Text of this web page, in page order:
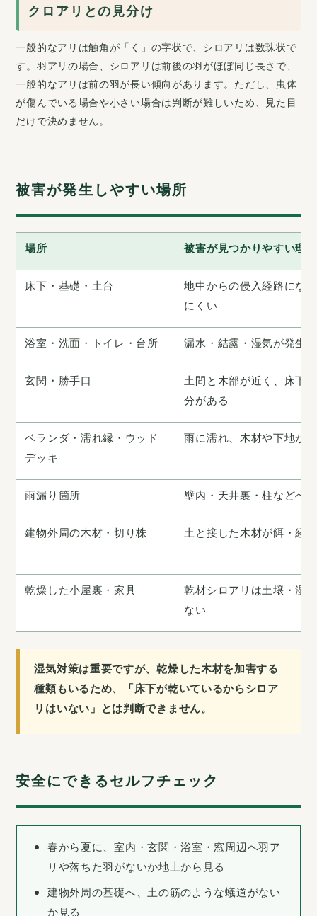
クロアリとの見分け
一般的なアリは触角が「く」の字状で、シロアリは数珠状で
す。羽アリの場合、シロアリは前後の羽がほぼ同じ長さで、
一般的なアリは前の羽が長い傾向があります。ただし、虫体
が傷んでいる場合や小さい場合は判断が難しいため、見た目
だけで決めません。
被害が発生しやすい場所
場所
被害が見つかりやすい理由
床下・基礎・土台
地中からの侵入経路にな
にくい
浴室・洗面・トイレ・台所
漏水・結露・湿気が発生
玄関・勝手口
土間と木部が近く、床下
分がある
ベランダ・濡れ縁・ウッド
デッキ
雨に濡れ、木材や下地が
雨漏り箇所
壁内・天井裏・柱などへ
建物外周の木材・切り株
土と接した木材が餌・経
乾燥した小屋裏・家具
乾材シロアリは土壌・湿
ない
湿気対策は重要ですが、乾燥した木材を加害する
種類もいるため、「床下が乾いているからシロア
リはいない」とは判断できません。
安全にできるセルフチェック
春から夏に、室内・玄関・浴室・窓周辺へ羽ア
リや落ちた羽がないか地上から見る
建物外周の基礎へ、土の筋のような蟻道がない